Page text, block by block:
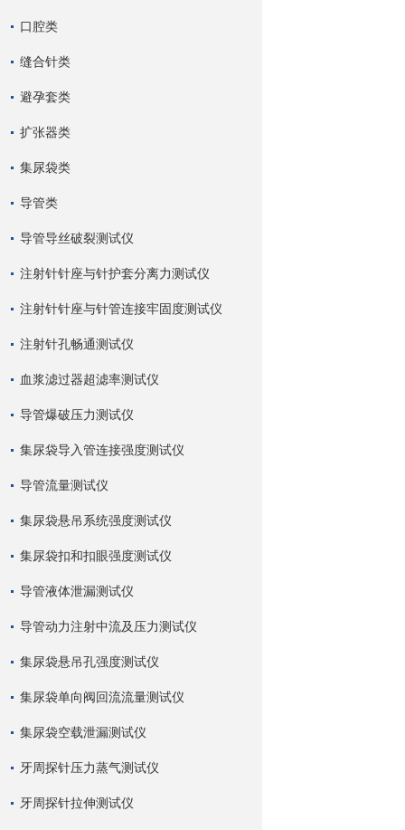
口腔类
缝合针类
避孕套类
扩张器类
集尿袋类
导管类
导管导丝破裂测试仪
注射针针座与针护套分离力测试仪
注射针针座与针管连接牢固度测试仪
注射针孔畅通测试仪
血浆滤过器超滤率测试仪
导管爆破压力测试仪
集尿袋导入管连接强度测试仪
导管流量测试仪
集尿袋悬吊系统强度测试仪
集尿袋扣和扣眼强度测试仪
导管液体泄漏测试仪
导管动力注射中流及压力测试仪
集尿袋悬吊孔强度测试仪
集尿袋单向阀回流流量测试仪
集尿袋空载泄漏测试仪
牙周探针压力蒸气测试仪
牙周探针拉伸测试仪